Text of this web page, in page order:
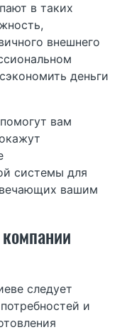
в таких
внешнего
деньги
вам
системы для
вашим
следует
и